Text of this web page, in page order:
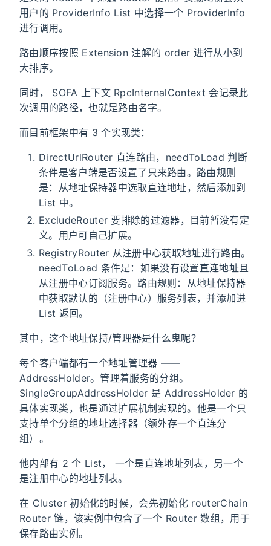
用户的 ProviderInfo List 中选择一个 ProviderInfo
进行调用。
路由顺序按照 Extension 注解的 order 进行从小到
大排序。
同时， SOFA 上下文 RpcInternalContext 会记录此
次调用的路径，也就是路由名字。
而目前框架中有 3 个实现类：
DirectUrlRouter 直连路由，needToLoad 判断
条件是客户端是否设置了只来路由。路由规则
是：从地址保持器中选取直连地址，然后添加到
List 中。
ExcludeRouter 要排除的过滤器，目前暂没有定
义。用户可自己扩展。
RegistryRouter 从注册中心获取地址进行路由。
needToLoad 条件是：如果没有设置直连地址且
从注册中心订阅服务。路由规则：从地址保持器
中获取默认的（注册中心）服务列表，并添加进
List 返回。
其中，这个地址保持/管理器是什么鬼呢？
每个客户端都有一个地址管理器 ——
AddressHolder。管理着服务的分组。
SingleGroupAddressHolder 是 AddressHolder 的
具体实现类，也是通过扩展机制实现的。他是一个只
支持单个分组的地址选择器（额外存一个直连分
组）。
他内部有 2 个 List， 一个是直连地址列表，另一个
是注册中心的地址列表。
在 Cluster 初始化的时候，会先初始化 routerChain
Router 链，该实例中包含了一个 Router 数组，用于
保存路由实例。